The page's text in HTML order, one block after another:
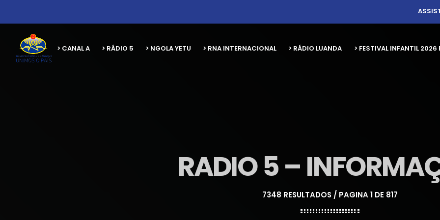
> CANAL A > RÁDIO 5 > NGOLA YETU > RNA INTERNACIONAL > RÁDIO LUANDA > FESTIVAL INFANTIL
RADIO 5 –
7348 RESULTADOS / PAGINA 1 DE 817